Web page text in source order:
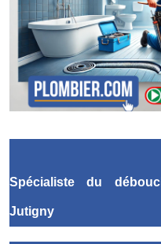
Spécialiste du
Jutigny